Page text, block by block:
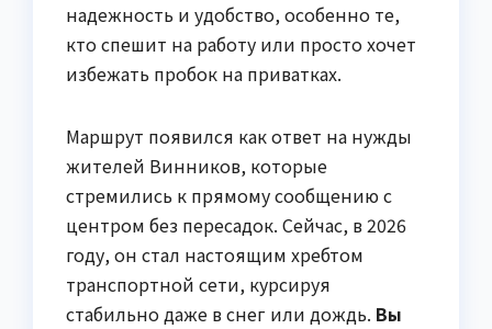
надежность и удобство, особенно те,
кто спешит на работу или просто хочет
избежать пробок на приватках.
Маршрут появился как ответ на нужды
жителей Винников, которые
стремились к прямому сообщению с
центром без пересадок. Сейчас, в 2026
году, он стал настоящим хребтом
транспортной сети, курсируя
стабильно даже в снег или дождь. Вы